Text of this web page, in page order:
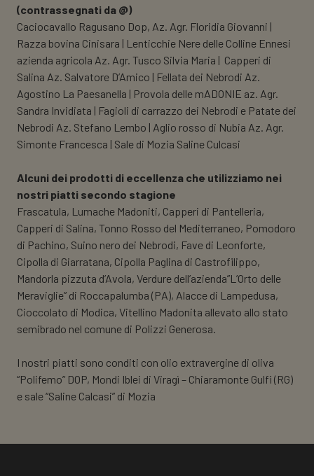
(contrassegnati da @)
Caciocavallo Ragusano Dop, Az. Agr. Floridia Giovanni |
Razza bovina Cinisara | Lenticchie Nere delle Colline Ennesi
azienda agricola Az. Agr. Tusco Silvia Maria | Capperi di
Salina Az. Salvatore D’Amico | Fellata dei Nebrodi Az.
Agostino La Paesanella | Provola delle mADONIE az. Agr.
Sandra Invidiata | Fagioli di carrazzo dei Nebrodi e Patate dei
Nebrodi Az. Stefano Lembo | Aglio rosso di Nubia Az. Agr.
Simonte Francesca | Sale di Mozia Saline Culcasi
Alcuni dei prodotti di eccellenza che utilizziamo nei
nostri piatti secondo stagione
Frascatula, Lumache Madoniti, Capperi di Pantelleria,
Capperi di Salina, Tonno Rosso del Mediterraneo, Pomodoro
di Pachino, Suino nero dei Nebrodi, Fave di Leonforte,
Cipolla di Giarratana, Cipolla Paglina di Castrofilippo,
Mandorla pizzuta d’Avola, Verdure dell’azienda”L’Orto delle
Meraviglie” di Roccapalumba (PA), Alacce di Lampedusa,
Cioccolato di Modica, Vitellino Madonita allevato allo stato
semibrado nel comune di Polizzi Generosa.
I nostri piatti sono conditi con olio extravergine di oliva
“Polifemo” DOP, Mondi Iblei di Viragì – Chiaramonte Gulfi (RG)
e sale “Saline Calcasi” di Mozia